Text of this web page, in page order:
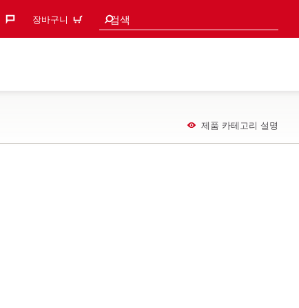
장바구니 검색
검색 추천
제품 카테고리 설명